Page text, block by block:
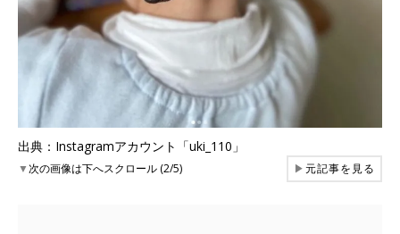
出典：Instagramアカウント「uki_110」
▼次の画像は下へスクロール (2/5) ▶元記事を見る